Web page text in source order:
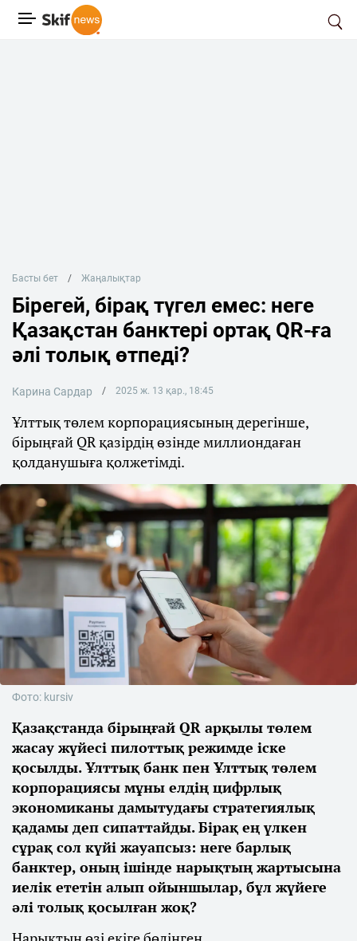
Басты бет Жаңалықтар
Бірегей, бірақ түгел емес: неге
Қазақстан банктері ортақ QR-ға
әлі толық өтпеді?
Карина Сардар 2025 ж. 13 қар., 18:45
Ұлттық төлем корпорациясының дерегінше,
бірыңғай QR қазірдің өзінде миллиондаған
қолданушыға қолжетімді.
Фото: kursiv
Қазақстанда бірыңғай QR арқылы төлем
жасау жүйесі пилоттық режимде іске
қосылды. Ұлттық банк пен Ұлттық төлем
корпорациясы мұны елдің цифрлық
экономиканы дамытудағы стратегиялық
қадамы деп сипаттайды. Бірақ ең үлкен
сұрақ сол күйі жауапсыз: неге барлық
банктер, оның ішінде нарықтың жартысына
иелік ететін алып ойыншылар, бұл жүйеге
әлі толық қосылған жоқ?